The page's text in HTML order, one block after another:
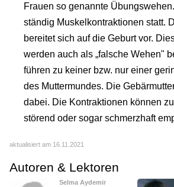
Frauen so genannte
ständig Muskelkontraktionen statt.
bereitet sich auf die Geburt vor.
werden auch als „falsche Wehen"
führen zu keiner bzw. nur einer
des Muttermundes. Die
dabei. Die Kontraktionen können
störend oder sogar schmerzhaft
aktualisiert am 16.11.2021
Autoren & Lektoren
Selma Aydemir